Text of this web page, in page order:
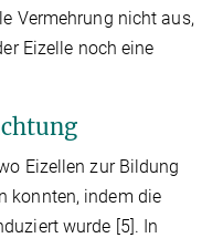
Vermehrung nicht aus,
Eizelle noch eine
Eizellen zur Bildung
konnten, indem die
wurde [5]. In